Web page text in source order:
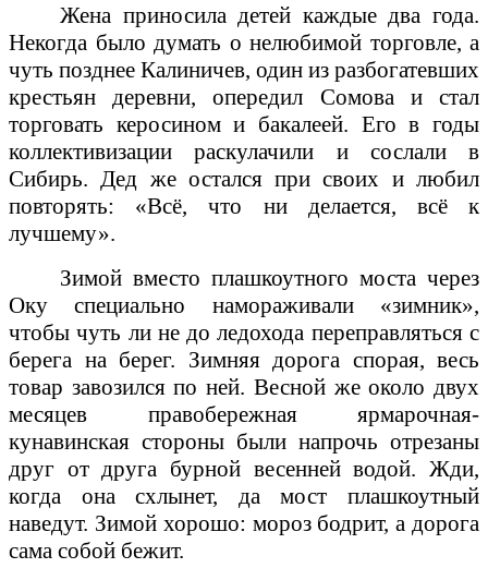
Жена приносила детей каждые два года.
Некогда было думать о нелюбимой торговле, а
чуть позднее Калиничев, один из разбогатевших
крестьян деревни, опередил Сомова и стал
торговать керосином и бакалеей. Его в годы
коллективизации раскулачили и сослали в
Сибирь. Дед же остался при своих и любил
повторять: «Всё, что ни делается, всё к
лучшему».
Зимой вместо плашкоутного моста через
Оку специально намораживали «зимник»,
чтобы чуть ли не до ледохода переправляться с
берега на берег. Зимняя дорога спорая, весь
товар завозился по ней. Весной же около двух
месяцев правобережная ярмарочная-
кунавинская стороны были напрочь отрезаны
друг от друга бурной весенней водой. Жди,
когда она схлынет, да мост плашкоутный
наведут. Зимой хорошо: мороз бодрит, а дорога
сама собой бежит.